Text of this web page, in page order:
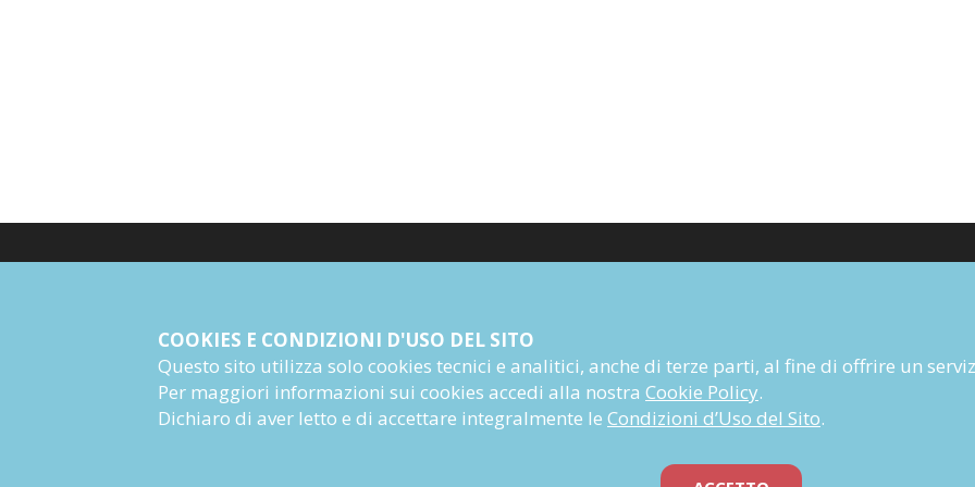
PI 04628780969
Informazioni Societarie
Autori
Rivista
Prossime uscite
COOKIES E CONDIZIONI D'USO DEL SITO
Questo sito utilizza solo cookies tecnici e analitici, anche di terze parti, al fine di offrire un
Per maggiori informazioni sui cookies accedi alla nostra Cookie Policy.
Dichiaro di aver letto e di accettare integralmente le Condizioni d’Uso del Sito.